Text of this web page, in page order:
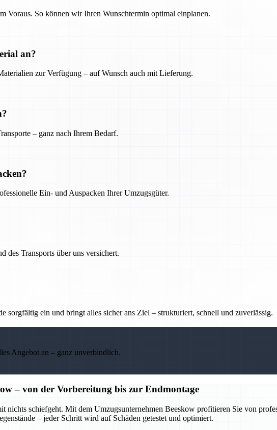
Voraus. So können wir Ihren Wunschtermin optimal einplanen.
an?
zur Verfügung – auf Wunsch auch mit Lieferung.
– ganz nach Ihrem Bedarf.
Ein- und Auspacken Ihrer Umzugsgüter.
des Transports über uns versichert.
sorgfältig ein und bringt alles sicher ans Ziel – strukturiert, schnell und zuverlässig.
Angebot an – ganz unverbindlich.
– von der Vorbereitung bis zur Endmontage
nichts schiefgeht. Mit dem Umzugsunternehmen Beeskow profitieren Sie von
– jeder Schritt wird auf Schäden getestet und optimiert.